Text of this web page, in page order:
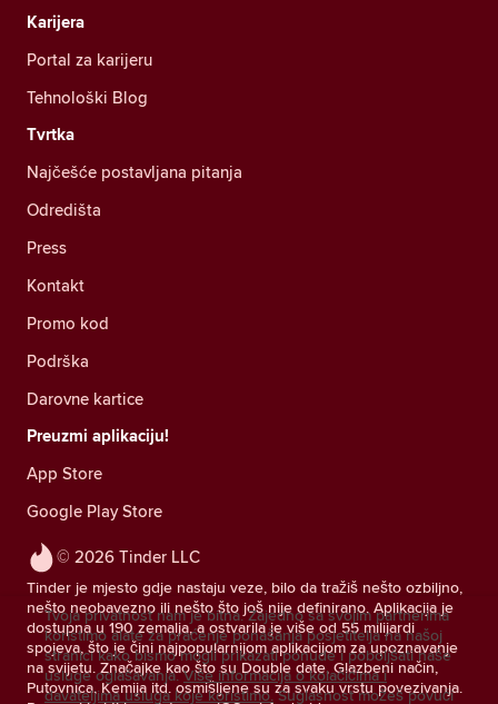
© 2026 Tinder LLC
Tinder je mjesto gdje nastaju veze, bilo da tražiš nešto ozbiljno,
nešto neobavezno ili nešto što još nije definirano. Aplikacija je
dostupna u 190 zemalja, a ostvarila je više od 55 milijardi
spojeva, što je čini najpopularnijom aplikacijom za upoznavanje
na svijetu. Značajke kao što su Double date, Glazbeni način,
Putovnica, Kemija itd. osmišljene su za svaku vrstu povezivanja.
Karijera
Portal za karijeru
Tehnološki Blog
Tvrtka
Najčešće postavljana pitanja
Odredišta
Press
Kontakt
Promo kod
Podrška
Darovne kartice
Preuzmi aplikaciju!
App Store
Google Play Store
Tvoja privatnost nam je bitna. Zajedno sa svojim partnerima
koristimo alate za praćenje ponašanja posjetitelja na našoj
stranici kako bismo mogli prikazati ponude i poboljšati naše
usluge oglašavanja. Više informacija o kolačićima i
davateljima usluga koje koristimo. Suglasnost možeš povući